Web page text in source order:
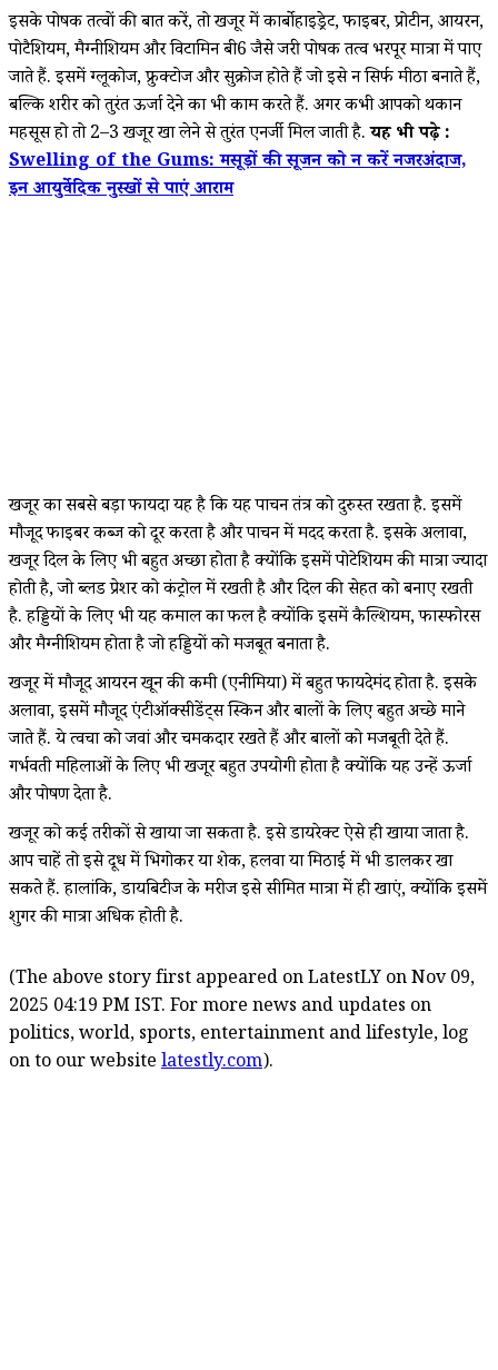
इसके पोषक तत्वों की बात करें, तो खजूर में कार्बोहाइड्रेट, फाइबर, प्रोटीन, आयरन,
पोटैशियम, मैग्नीशियम और विटामिन बी6 जैसे जरूरी पोषक तत्व भरपूर मात्रा में पाए
जाते हैं. इसमें ग्लूकोज, फ्रुक्टोज और सुक्रोज होते हैं जो इसे न सिर्फ मीठा बनाते हैं,
बल्कि शरीर को तुरंत ऊर्जा देने का भी काम करते हैं. अगर कभी आपको थकान
महसूस हो तो 2–3 खजूर खा लेने से तुरंत एनर्जी मिल जाती है.यह भी पढ़े :
Swelling of the Gums: मसूड़ों की सूजन को न करें नजरअंदाज,
इन आयुर्वेदिक नुस्खों से पाएं आराम
खजूर का सबसे बड़ा फायदा यह है कि यह पाचन तंत्र को दुरुस्त रखता है. इसमें
मौजूद फाइबर कब्ज को दूर करता है और पाचन में मदद करता है. इसके अलावा,
खजूर दिल के लिए भी बहुत अच्छा होता है क्योंकि इसमें पोटेशियम की मात्रा ज्यादा
होती है, जो ब्लड प्रेशर को कंट्रोल में रखती है और दिल की सेहत को बनाए रखती
है. हड्डियों के लिए भी यह कमाल का फल है क्योंकि इसमें कैल्शियम, फास्फोरस
और मैग्नीशियम होता है जो हड्डियों को मजबूत बनाता है.
खजूर में मौजूद आयरन खून की कमी (एनीमिया) में बहुत फायदेमंद होता है. इसके
अलावा, इसमें मौजूद एंटीऑक्सीडेंट्स स्किन और बालों के लिए बहुत अच्छे माने
जाते हैं. ये त्वचा को जवां और चमकदार रखते हैं और बालों को मजबूती देते हैं.
गर्भवती महिलाओं के लिए भी खजूर बहुत उपयोगी होता है क्योंकि यह उन्हें ऊर्जा
और पोषण देता है.
खजूर को कई तरीकों से खाया जा सकता है. इसे डायरेक्ट ऐसे ही खाया जाता है.
आप चाहें तो इसे दूध में भिगोकर या शेक, हलवा या मिठाई में भी डालकर खा
सकते हैं. हालांकि, डायबिटीज के मरीज इसे सीमित मात्रा में ही खाएं, क्योंकि इसमें
शुगर की मात्रा अधिक होती है.
(The above story first appeared on LatestLY on Nov 09,
2025 04:19 PM IST. For more news and updates on
politics, world, sports, entertainment and lifestyle, log
on to our website latestly.com).